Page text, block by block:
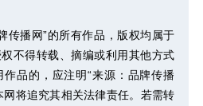
传播网”的所有作品，版权均属于
不得转载、摘编或利用其他方式
品的，应注明“来源：品牌传播
网将追究其相关法律责任。若需转